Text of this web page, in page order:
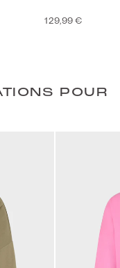
129,99 €
POUR